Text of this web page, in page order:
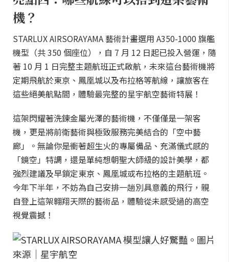
機？
STARLUX AIRSORAYAMA 藝術計畫選用 A350-1000 旗艦
機型（共 350 個座位），自 7 月 12 日起已投入營運，隨
著 10 月 1 日完整主題航班正式啟航，未來這台藝術機將
定期飛航於東京、鳳凰城以及布拉格等航線，讓旅客在
這些絕美航點間，體驗最完整的星宇航空藝術特展！
這架閃耀著洗鍊金屬光澤的藝術機，不僅僅是一架客
機，更是將前衛藝術與極致服務完美結合的「空中藝
廊」。無論你是衝著超生火的專屬備品、充滿儀式感的
「鏡空」特調，還是單純想朝聖大師級的設計美學，都
強烈建議及早鎖定東京、鳳凰城或布拉格的主題航班。
今年下半年，不妨為自己安排一趟別具意義的飛行，親
自登上這架翱翔天際的藝術品，體驗從未感受過的高空
視覺震撼！